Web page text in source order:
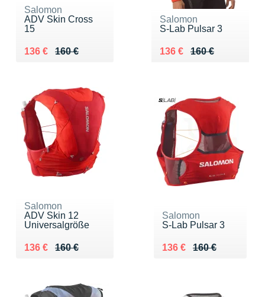
Salomon
ADV Skin Cross
15
160 €
Au lieu de 160 €
136 €
Vendu 136 €
Salomon
S-Lab Pulsar 3
160 €
Au lieu de 160 €
136 €
Vendu 136 €
Salomon
ADV Skin 12
Universalgröße
160 €
Au lieu de 160 €
136 €
Vendu 136 €
Salomon
S-Lab Pulsar 3
160 €
Au lieu de 160 €
136 €
Vendu 136 €